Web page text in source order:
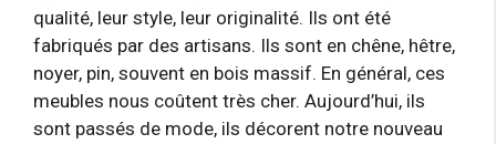
qualité, leur style, leur originalité. Ils ont été
fabriqués par des artisans. Ils sont en chêne, hêtre,
noyer, pin, souvent en bois massif. En général, ces
meubles nous coûtent très cher. Aujourd’hui, ils
sont passés de mode, ils décorent notre nouveau